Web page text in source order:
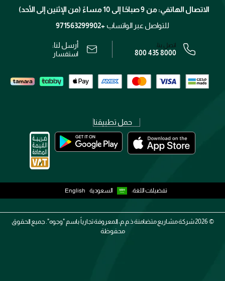
الوظائف
الشروط و الأحكام
رقم السجل التجاري: 7013320481 — صادر من وزارة التجارة
الاتصال الهاتفي: من 9 صباحًا إلى 10 مساءً (من الإثنين إلى الأحد)
للتواصل عبر الواتساب +971563299902
اتصل بنا:
800 435 8000
أرسل لنا:
استفسار
حمل تطبيقنا
تفضيلات اللغة: السعودية English
2026 ©شركة مشاريع متضامنة ذ.م.م، المعروفة تجارياً باسم "وجوه". جميع الحقوق
محفوظة